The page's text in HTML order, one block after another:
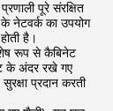
पूरे संरक्षित
नेटवर्क का उपयोग
है।
रूप से कैबिनेट
के अंदर रखे गए
प्रदान करती